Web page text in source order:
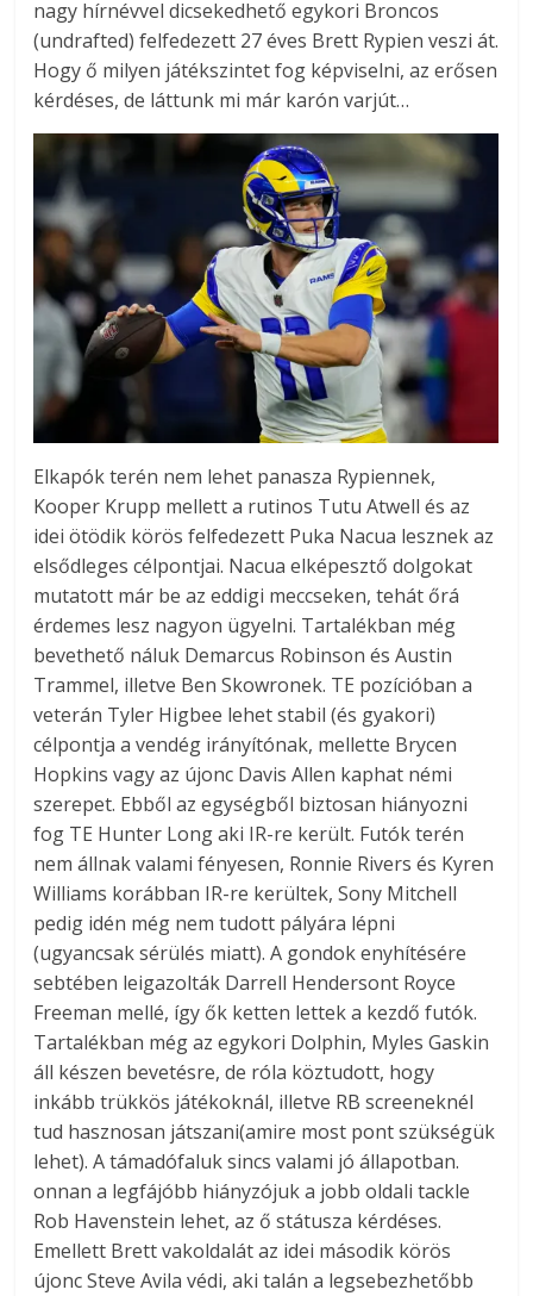
nagy hírnévvel dicsekedhető egykori Broncos
(undrafted) felfedezett 27 éves Brett Rypien veszi át.
Hogy ő milyen játékszintet fog képviselni, az erősen
kérdéses, de láttunk mi már karón varjút…
Elkapók terén nem lehet panasza Rypiennek,
Kooper Krupp mellett a rutinos Tutu Atwell és az
idei ötödik körös felfedezett Puka Nacua lesznek az
elsődleges célpontjai. Nacua elképesztő dolgokat
mutatott már be az eddigi meccseken, tehát őrá
érdemes lesz nagyon ügyelni. Tartalékban még
bevethető náluk Demarcus Robinson és Austin
Trammel, illetve Ben Skowronek. TE pozícióban a
veterán Tyler Higbee lehet stabil (és gyakori)
célpontja a vendég irányítónak, mellette Brycen
Hopkins vagy az újonc Davis Allen kaphat némi
szerepet. Ebből az egységből biztosan hiányozni
fog TE Hunter Long aki IR-re került. Futók terén
nem állnak valami fényesen, Ronnie Rivers és Kyren
Williams korábban IR-re kerültek, Sony Mitchell
pedig idén még nem tudott pályára lépni
(ugyancsak sérülés miatt). A gondok enyhítésére
sebtében leigazolták Darrell Hendersont Royce
Freeman mellé, így ők ketten lettek a kezdő futók.
Tartalékban még az egykori Dolphin, Myles Gaskin
áll készen bevetésre, de róla köztudott, hogy
inkább trükkös játékoknál, illetve RB screeneknél
tud hasznosan játszani(amire most pont szükségük
lehet). A támadófaluk sincs valami jó állapotban.
onnan a legfájóbb hiányzójuk a jobb oldali tackle
Rob Havenstein lehet, az ő státusza kérdéses.
Emellett Brett vakoldalát az idei második körös
újonc Steve Avila védi, aki talán a legsebezhetőbb